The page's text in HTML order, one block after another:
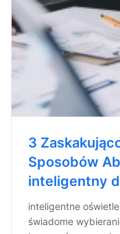
3
Sposobów
inteligentny
inteligentne
świadome